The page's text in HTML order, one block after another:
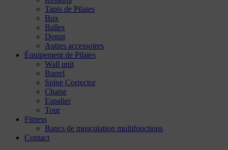
Tapis de Pilates
Box
Balles
Donut
Autres accessoires
Équipement de Pilates
Wall unit
Barrel
Spine Corrector
Chaise
Espalier
Tour
Fitness
Bancs de musculation multifonctions
Contact